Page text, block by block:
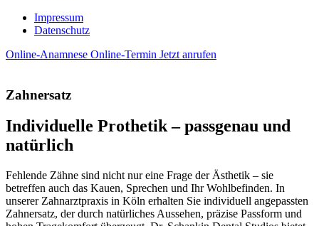
Impressum
Daten­schutz
Online-Anamnese Online-Termin Jetzt anrufen
Zahn­ersatz
Indi­vi­du­elle Prothetik – pass­genau und
natür­lich
Fehlende Zähne sind nicht nur eine Frage der Ästhetik – sie
betreffen auch das Kauen, Spre­chen und Ihr Wohl­be­finden. In
unserer Zahn­arzt­praxis in Köln erhalten Sie indi­vi­duell ange­passten
Zahn­ersatz, der durch natür­li­ches Aussehen, präzise Pass­form und